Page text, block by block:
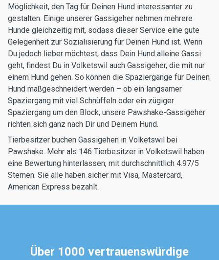
Möglichkeit, den Tag für Deinen Hund interessanter zu
gestalten. Einige unserer Gassigeher nehmen mehrere
Hunde gleichzeitig mit, sodass dieser Service eine gute
Gelegenheit zur Sozialisierung für Deinen Hund ist. Wenn
Du jedoch lieber möchtest, dass Dein Hund alleine Gassi
geht, findest Du in Volketswil auch Gassigeher, die mit nur
einem Hund gehen. So können die Spaziergänge für Deinen
Hund maßgeschneidert werden – ob ein langsamer
Spaziergang mit viel Schnüffeln oder ein zügiger
Spaziergang um den Block, unsere Pawshake-Gassigeher
richten sich ganz nach Dir und Deinem Hund.
Tierbesitzer buchen Gassigehen in Volketswil bei
Pawshake. Mehr als 146 Tierbesitzer in Volketswil haben
eine Bewertung hinterlassen, mit durchschnittlich 4.97/5
Sternen. Sie alle haben sicher mit Visa, Mastercard,
American Express bezahlt.
Über 1000 vertrauenswürdige